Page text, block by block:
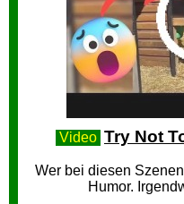
Video Try Not
Wer bei diesen
Humor.